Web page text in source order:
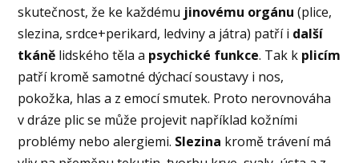
skutečnost, že ke každému jinovému orgánu (plice,
slezina, srdce+perikard, ledviny a játra) patří i další
tkáně lidského těla a psychické funkce. Tak k plicím
patří kromě samotné dýchací soustavy i nos,
pokožka, hlas a z emocí smutek. Proto nerovnováha
v dráze plic se může projevit například kožními
problémy nebo alergiemi. Slezina kromě trávení má